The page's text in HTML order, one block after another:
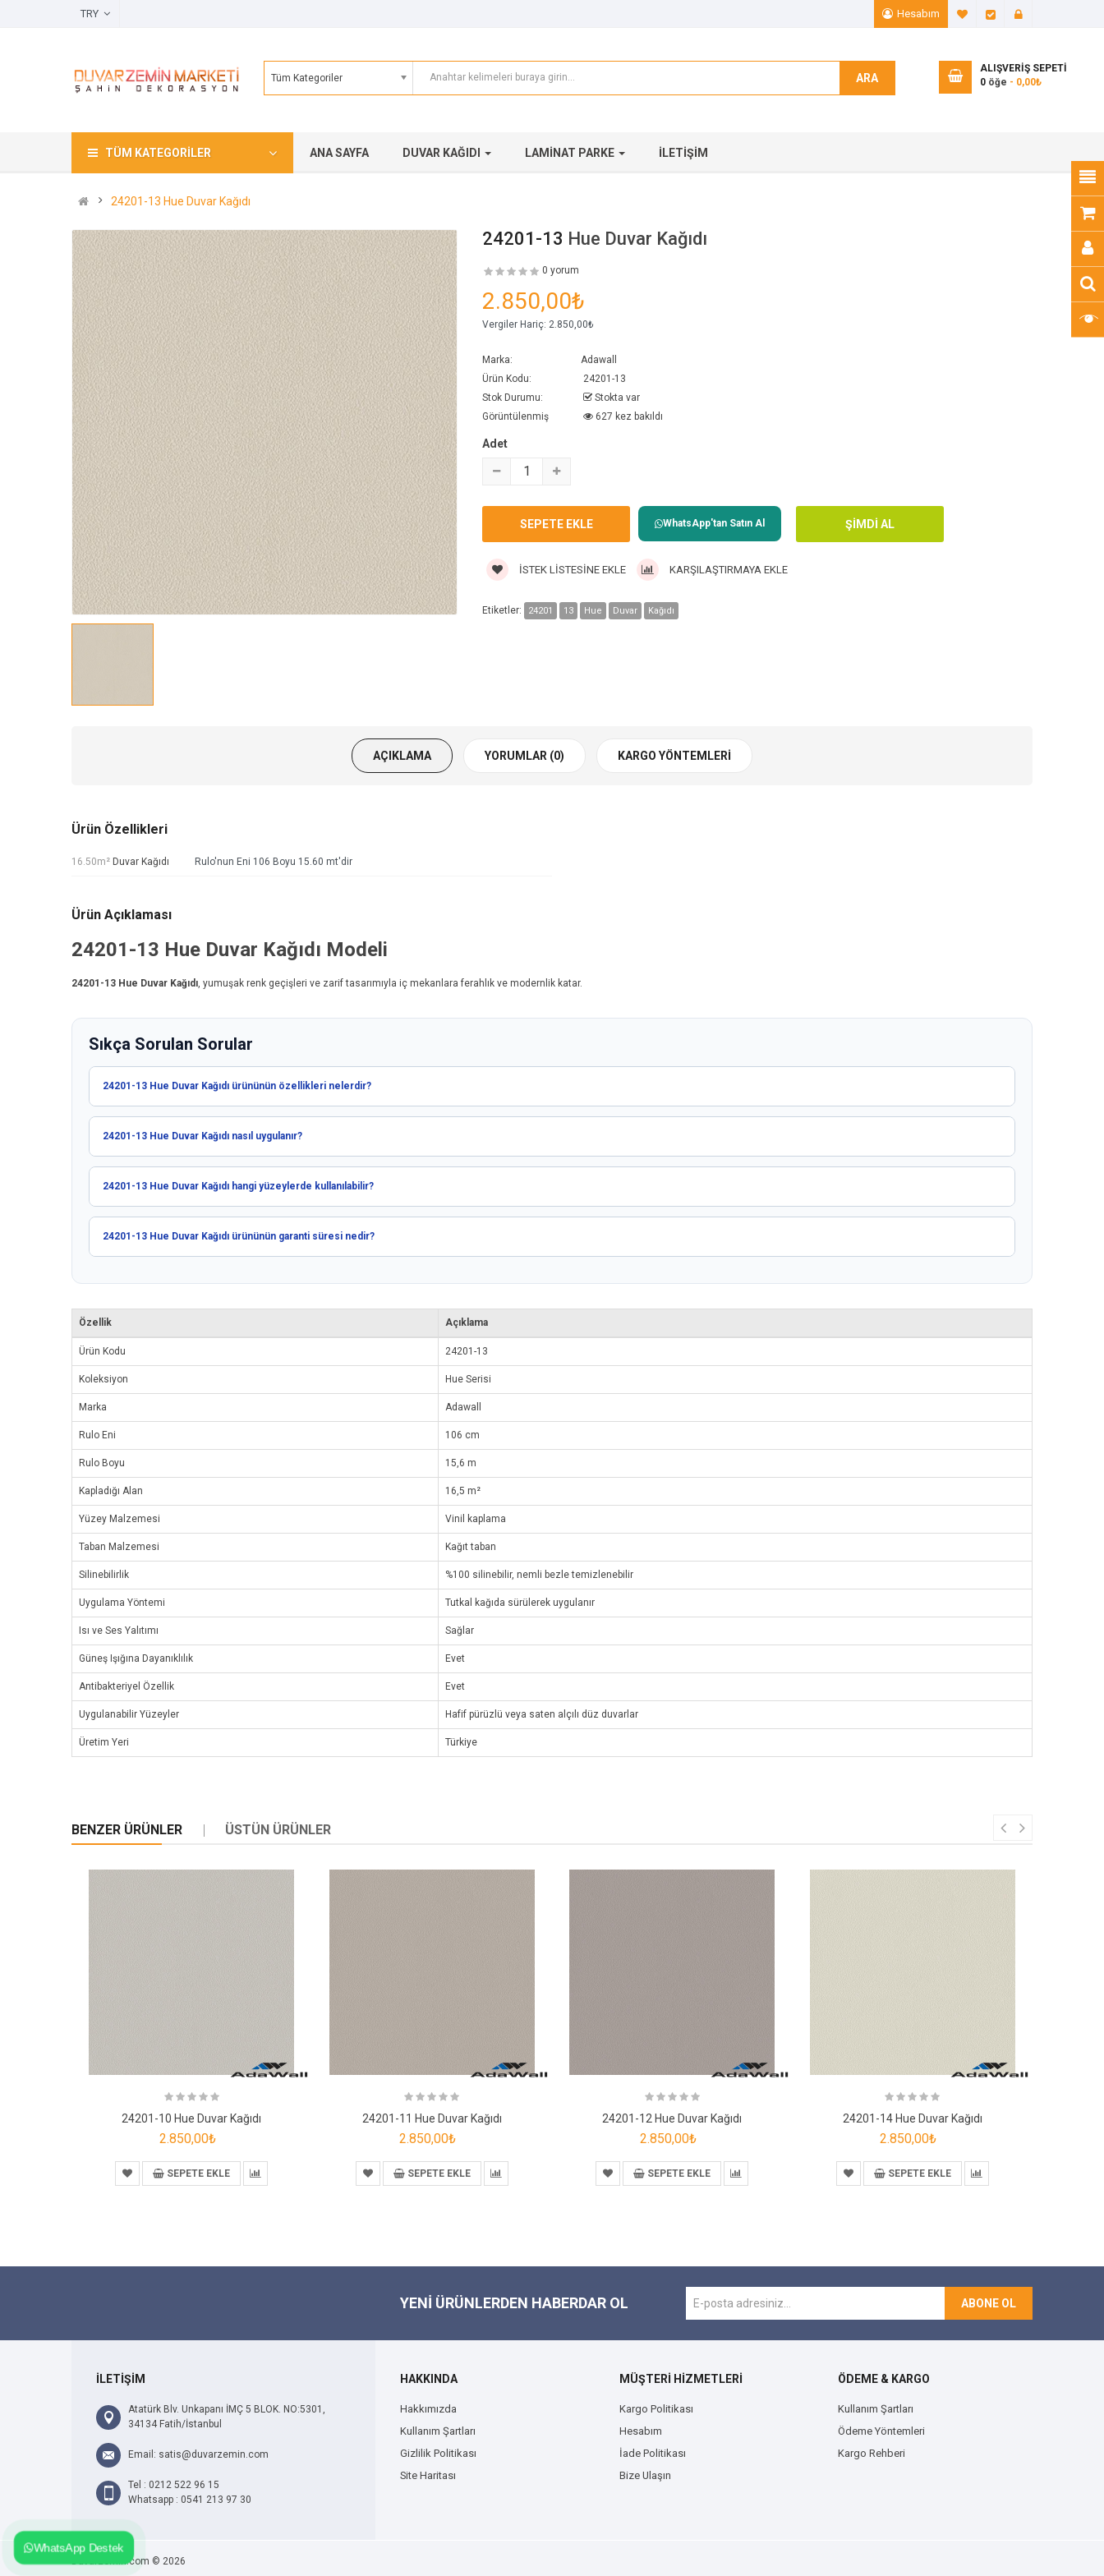
Hesabım A. Listem (0)
Ödeme
Tüm Kategoriler ARA
ALIŞVERIŞ SEPETI
0 öğe - 0,00₺
TÜM KATEGORILER ANA SAYFA DUVAR KAĞIDI LAMINAT PARKE İLETIŞIM
24201-13 Hue Duvar Kağıdı
24201-13 Hue Duvar Kağıdı
0 yorum
2.850,00₺
Vergiler Hariç: 2.850,00₺
Marka:
Adawall
Ürün Kodu:
24201-13
Stok Durumu:
Stokta var
Görüntülenmiş
627 kez bakıldı
Adet
WhatsApp'tan Satın Al
İSTEK LISTESINE EKLE KARŞILAŞTIRMAYA EKLE
Etiketler: 24201 13 Hue Duvar Kağıdı
AÇIKLAMA YORUMLAR (0) KARGO YÖNTEMLERI
Ürün Özellikleri
16.50m² Duvar Kağıdı Rulo'nun Eni 106 Boyu 15.60 mt'dir
Ürün Açıklaması
24201-13 Hue Duvar Kağıdı Modeli
24201-13 Hue Duvar Kağıdı, yumuşak renk geçişleri ve zarif tasarımıyla iç mekanlara ferahlık ve modernlik katar.
Sıkça Sorulan Sorular
24201-13 Hue Duvar Kağıdı ürününün özellikleri nelerdir?
24201-13 Hue Duvar Kağıdı nasıl uygulanır?
24201-13 Hue Duvar Kağıdı hangi yüzeylerde kullanılabilir?
24201-13 Hue Duvar Kağıdı ürününün garanti süresi nedir?
Özellik Açıklama
Ürün Kodu 24201-13
Koleksiyon Hue Serisi
Marka Adawall
Rulo Eni 106 cm
Rulo Boyu 15,6 m
Kapladığı Alan 16,5 m²
Yüzey Malzemesi Vinil kaplama
Taban Malzemesi Kağıt taban
Silinebilirlik %100 silinebilir, nemli bezle temizlenebilir
Uygulama Yöntemi Tutkal kağıda sürülerek uygulanır
Isı ve Ses Yalıtımı Sağlar
Güneş Işığına Dayanıklılık Evet
Antibakteriyel Özellik Evet
Uygulanabilir Yüzeyler Hafif pürüzlü veya saten alçılı düz duvarlar
Üretim Yeri Türkiye
BENZER ÜRÜNLER ÜSTÜN ÜRÜNLER
24201-10 Hue Duvar Kağıdı
2.850,00₺
SEPETE EKLE
24201-11 Hue Duvar Kağıdı
2.850,00₺
SEPETE EKLE
24201-12 Hue Duvar Kağıdı
2.850,00₺
SEPETE EKLE
24201-14 Hue Duvar Kağıdı
2.850,00₺
SEPETE EKLE
YENI ÜRÜNLERDEN HABERDAR OL ABONE OL
İLETİŞİM
Atatürk Blv. Unkapanı İMÇ 5 BLOK. NO:5301,
34134 Fatih/İstanbul
Email: satis@duvarzemin.com
Tel : 0212 522 96 15
Whatsapp : 0541 213 97 30
HAKKINDA
Hakkımızda
Kullanım Şartları
Gizlilik Politikası
Site Haritası
MÜŞTERİ HİZMETLERİ
Kargo Politikası
Hesabım
İade Politikası
Bize Ulaşın
ÖDEME & KARGO
Kullanım Şartları
Ödeme Yöntemleri
Kargo Rehberi
Duvarzemin.com © 2026
WhatsApp Destek